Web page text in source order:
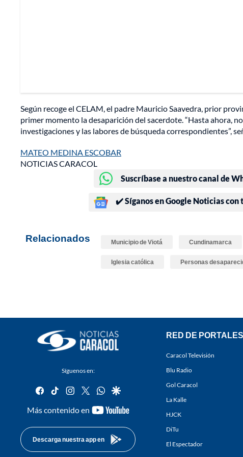
Según recoge el CELAM, el padre Mauricio Saavedra, prior
primer momento la desaparición del sacerdote. “Hasta ahora,
investigaciones y las labores de búsqueda correspondientes”,
MATEO MEDINA ESCOBAR
NOTICIAS CARACOL
Suscríbase a nuestro canal de
✔️ Síganos en Google Noticias
Relacionados Municipio de Viotá Cundinamarca
Iglesia católica Personas
Síguenos en:
facebook
tiktok instagram
twitterwhatsapp
google
Más contenido en
youtube-
Descarga nuestra app en
RED DE PORTALES
Caracol Televisión
Blu Radio
Gol Caracol
La Kalle
HJCK
DiTu
El Espectador